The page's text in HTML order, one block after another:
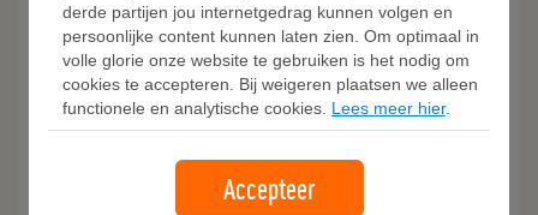
derde partijen jou internetgedrag kunnen volgen en
persoonlijke content kunnen laten zien. Om optimaal in
volle glorie onze website te gebruiken is het nodig om
cookies te accepteren. Bij weigeren plaatsen we alleen
functionele en analytische cookies. Lees meer hier.
Accepteer